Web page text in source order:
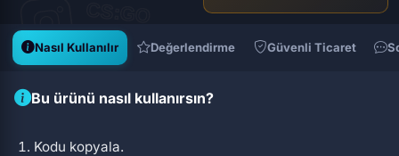
Nasıl Kullanılır Değerlendirme Güvenli Ticaret
Bu ürünü nasıl kullanırsın?
Kodu kopyala.